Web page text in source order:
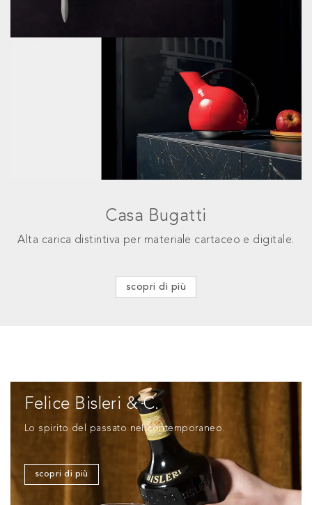
Casa Bugatti
Alta carica distintiva per materiale cartaceo e digitale.
scopri di più
Felice Bisleri & C.
Lo spirito del passato nel contemporaneo.
scopri di più